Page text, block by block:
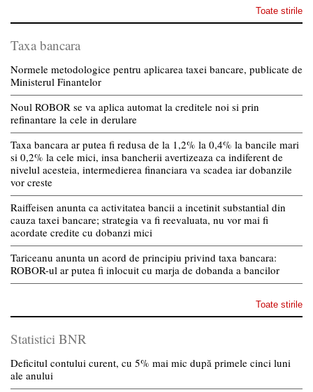
Toate stirile
Taxa bancara
Normele metodologice pentru aplicarea taxei bancare, publicate de
Ministerul Finantelor
Noul ROBOR se va aplica automat la creditele noi si prin
refinantare la cele in derulare
Taxa bancara ar putea fi redusa de la 1,2% la 0,4% la bancile mari
si 0,2% la cele mici, insa bancherii avertizeaza ca indiferent de
nivelul acesteia, intermedierea financiara va scadea iar dobanzile
vor creste
Raiffeisen anunta ca activitatea bancii a incetinit substantial din
cauza taxei bancare; strategia va fi reevaluata, nu vor mai fi
acordate credite cu dobanzi mici
Tariceanu anunta un acord de principiu privind taxa bancara:
ROBOR-ul ar putea fi inlocuit cu marja de dobanda a bancilor
Toate stirile
Statistici BNR
Deficitul contului curent, cu 5% mai mic după primele cinci luni
ale anului